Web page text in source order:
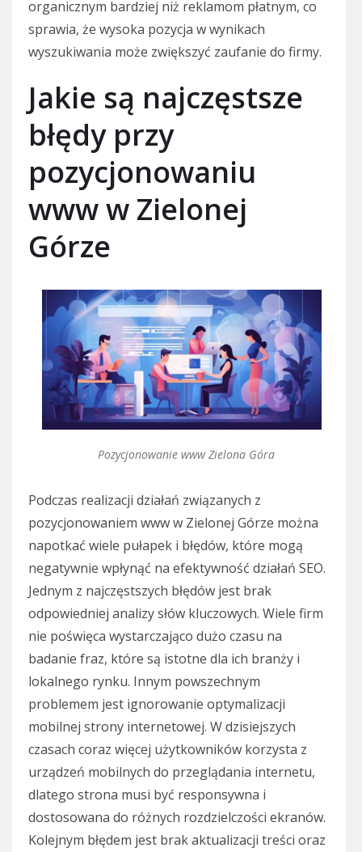
organicznym bardziej niż reklamom płatnym, co
sprawia, że wysoka pozycja w wynikach
wyszukiwania może zwiększyć zaufanie do firmy.
Jakie są najczęstsze
błędy przy
pozycjonowaniu
www w Zielonej
Górze
Pozycjonowanie www Zielona Góra
Podczas realizacji działań związanych z
pozycjonowaniem www w Zielonej Górze można
napotkać wiele pułapek i błędów, które mogą
negatywnie wpłynąć na efektywność działań SEO.
Jednym z najczęstszych błędów jest brak
odpowiedniej analizy słów kluczowych. Wiele firm
nie poświęca wystarczająco dużo czasu na
badanie fraz, które są istotne dla ich branży i
lokalnego rynku. Innym powszechnym
problemem jest ignorowanie optymalizacji
mobilnej strony internetowej. W dzisiejszych
czasach coraz więcej użytkowników korzysta z
urządzeń mobilnych do przeglądania internetu,
dlatego strona musi być responsywna i
dostosowana do różnych rozdzielczości ekranów.
Kolejnym błędem jest brak aktualizacji treści oraz